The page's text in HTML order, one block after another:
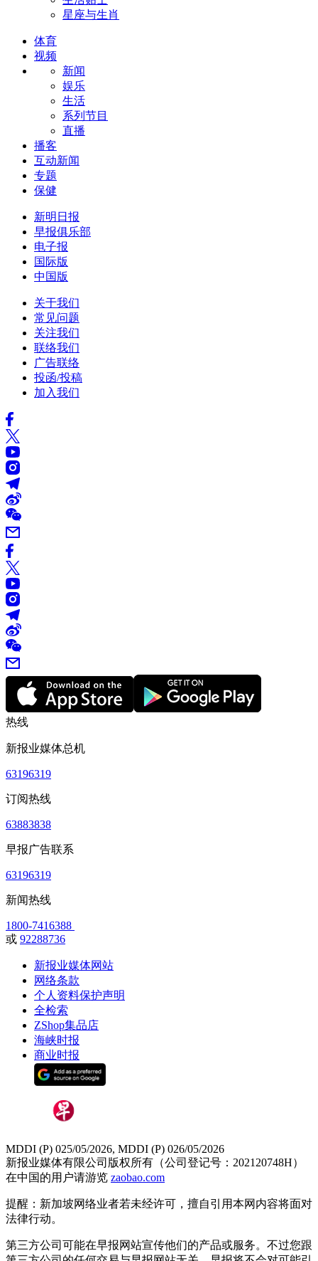
星座与生肖
体育
视频
新闻
娱乐
生活
系列节目
直播
播客
互动新闻
专题
保健
新明日报
早报俱乐部
电子报
国际版
中国版
关于我们
常见问题
关注我们
联络我们
广告联络
投函/投稿
加入我们
热线
新报业媒体总机
63196319
订阅热线
63883838
早报广告联系
63196319
新闻热线
1800-7416388
或 92288736
新报业媒体网站
网络条款
个人资料保护声明
全检索
ZShop集品店
海峡时报
商业时报
MDDI (P) 025/05/2026, MDDI (P) 026/05/2026
新报业媒体有限公司版权所有（公司登记号：202120748H）
在中国的用户请游览 zaobao.com
提醒：新加坡网络业者若未经许可，擅自引用本网内容将面对
法律行动。
第三方公司可能在早报网站宣传他们的产品或服务。不过您跟